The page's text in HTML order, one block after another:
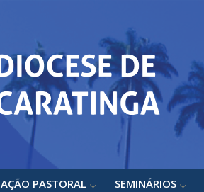
AÇÃO PASTORAL SEMINÁRIOS